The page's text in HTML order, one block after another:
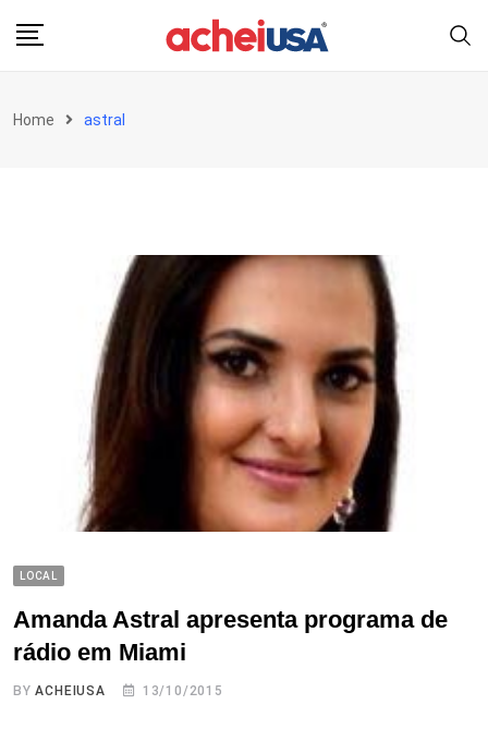
Home astral
LOCAL
Amanda Astral apresenta programa de
rádio em Miami
BYACHEIUSA 13/10/2015